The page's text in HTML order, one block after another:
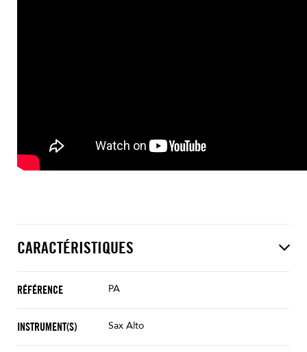
CARACTÉRISTIQUES
RÉFÉRENCE PA
INSTRUMENT(S) Sax Alto